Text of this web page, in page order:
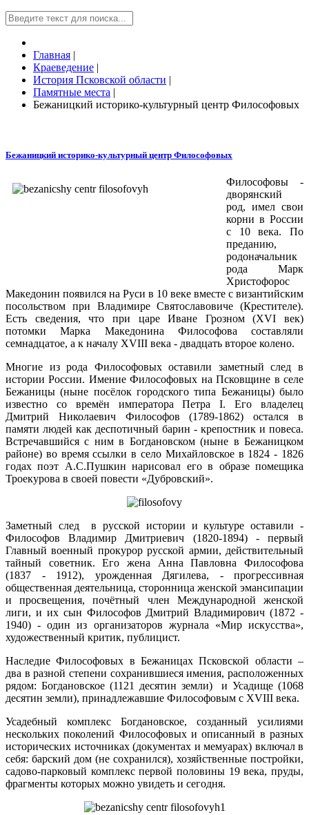
Главная |
Краеведение |
История Псковской области |
Памятные места |
Бежаницкий историко-культурный центр Философовых
Бежаницкий историко-культурный центр Философовых
Философовы -
дворянский
род, имел свои
корни в России
с 10 века. По
преданию,
родоначальник
рода Марк
Христофорос
Македонин появился на Руси в 10 веке вместе с византийским
посольством при Владимире Святославовиче (Крестителе).
Есть сведения, что при царе Иване Грозном (XVI век)
потомки Марка Македонина Философова составляли
семнадцатое, а к началу XVIII века - двадцать второе колено.
Многие из рода Философовых оставили заметный след в
истории России. Имение Философовых на Псковщине в селе
Бежаницы (ныне посёлок городского типа Бежаницы) было
известно со времён императора Петра I. Его владелец
Дмитрий Николаевич Философов (1789-1862) остался в
памяти людей как деспотичный барин - крепостник и повеса.
Встречавшийся с ним в Богдановском (ныне в Бежаницком
районе) во время ссылки в село Михайловское в 1824 - 1826
годах поэт А.С.Пушкин нарисовал его в образе помещика
Троекурова в своей повести «Дубровский».
Заметный след в русской истории и культуре оставили -
Философов Владимир Дмитриевич (1820-1894) - первый
Главный военный прокурор русской армии, действительный
тайный советник. Его жена Анна Павловна Философова
(1837 - 1912), урожденная Дягилева, - прогрессивная
общественная деятельница, сторонница женской эмансипации
и просвещения, почётный член Международной женской
лиги, и их сын Философов Дмитрий Владимирович (1872 -
1940) - один из организаторов журнала «Мир искусства»,
художественный критик, публицист.
Наследие Философовых в Бежаницах Псковской области –
два в разной степени сохранившиеся имения, расположенных
рядом: Богдановское (1121 десятин земли) и Усадище (1068
десятин земли), принадлежавшие Философовым с XVIII века.
Усадебный комплекс Богдановское, созданный усилиями
нескольких поколений Философовых и описанный в разных
исторических источниках (документах и мемуарах) включал в
себя: барский дом (не сохранился), хозяйственные постройки,
садово-парковый комплекс первой половины 19 века, пруды,
фрагменты которых можно увидеть и сегодня.